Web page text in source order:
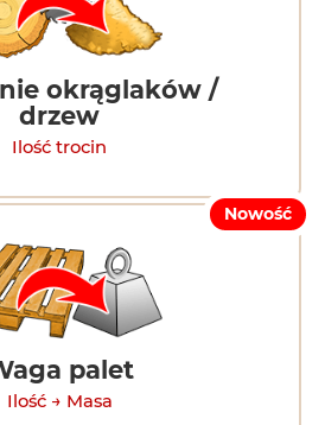
okrąglaków /
drzew
Ilość trocin
Nowość
palet
Ilość → Masa